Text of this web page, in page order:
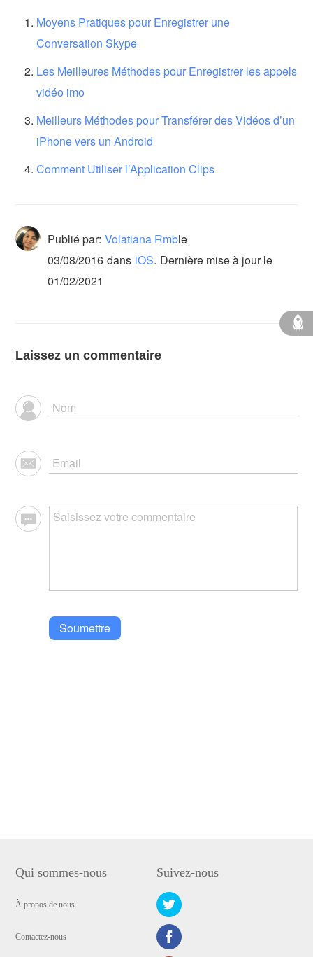
Moyens Pratiques pour Enregistrer une
Conversation Skype
Les Meilleures Méthodes pour Enregistrer les appels
vidéo imo
Meilleurs Méthodes pour Transférer des Vidéos d’un
iPhone vers un Android
Comment Utiliser l’Application Clips
Publié par: Volatiana Rmble
03/08/2016 dans iOS. Dernière mise à jour le
01/02/2021
Laissez un commentaire
Soumettre
Qui sommes-nous
À propos de nous
Contactez-nous
Suivez-nous